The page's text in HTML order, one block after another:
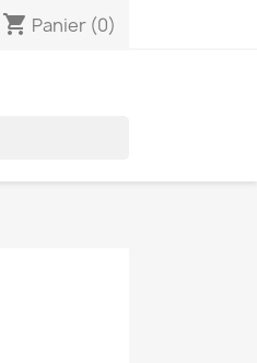
shopping_cart Panier (0)